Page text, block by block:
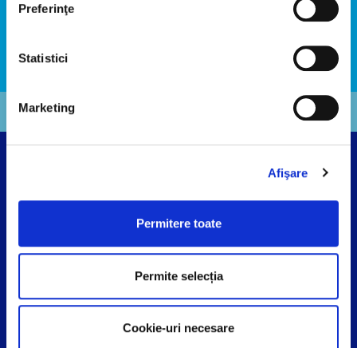
Preferinţe
Statistici
Marketing
Afişare
Permitere toate
Permite selecția
Cookie-uri necesare
Politica de Cookies
ANPC
Conformitate șiTell us!